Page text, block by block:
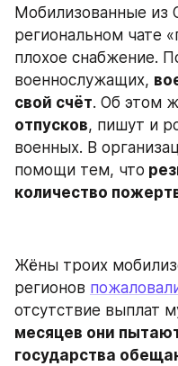
Мобилизованные из
региональном чате
плохое снабжение.
военнослужащих,
свой счёт. Об этом
отпусков, пишут и
военных. В
помощи тем, что
количество
Жёны троих
регионов
отсутствие выплат
месяцев они
государства